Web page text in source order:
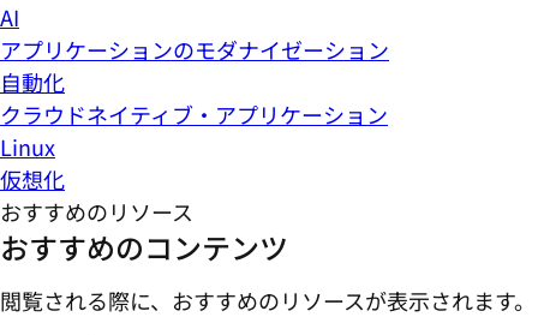
AI
アプリケーションのモダナイゼーション
自動化
クラウドネイティブ・アプリケーション
Linux
仮想化
おすすめのリソース
おすすめのコンテンツ
閲覧される際に、おすすめのリソースが表示されます。